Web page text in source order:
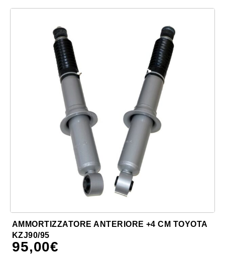
AMMORTIZZATORE ANTERIORE +4 CM TOYOTA
KZJ90/95
95,00€